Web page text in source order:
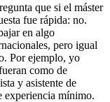
que si el máster
fue rápida: no.
en algo
pero igual
Por ejemplo, yo
como de
y asistente de
experiencia mínimo.